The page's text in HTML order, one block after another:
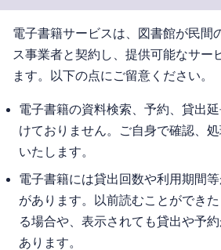
電子書籍サービスは、図書館が民間
ス事業者と契約し、提供可能なサー
ます。以下の点にご留意ください。
電子書籍の資料検索、予約、貸出
けておりません。ご自身で確認、
いたします。
電子書籍には貸出回数や利用期間
があります。以前読むことができ
る場合や、表示されても貸出や予
あります。